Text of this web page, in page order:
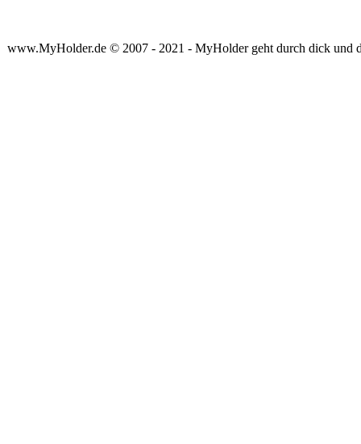
www.MyHolder.de © 2007 - 2021 - MyHolder geht durch dick und